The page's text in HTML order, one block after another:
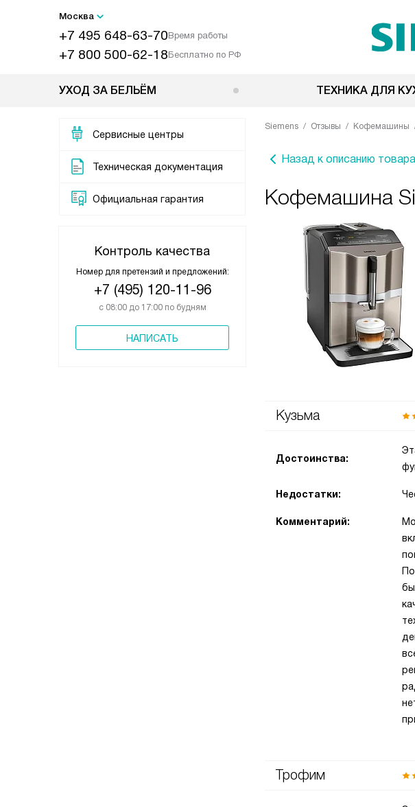
Москва
+7 495 648-63-70Время работы
+7 800 500-62-18Бесплатно по РФ
УХОД ЗА БЕЛЬЁМ ТЕХНИКА ДЛЯ
Сервисные центры
Техническая документация
Официальная гарантия
Контроль качества
Номер для претензий и предложений:
+7 (495) 120-11-96
с 08:00 до 17:00 по будням
НАПИСАТЬ
Siemens Отзывы Кофемашины
Назад к описанию товара
Кофемашина
Кузьма
Достоинства:
Недостатки:
Комментарий:
Трофим